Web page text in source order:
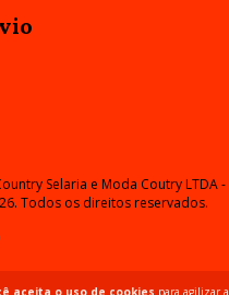
aceita o uso de cookies para agilizar a
Selaria e Moda Coutry LTDA -
Todos os direitos reservados.